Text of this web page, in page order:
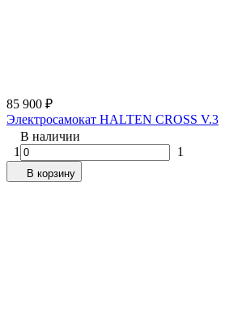
85 900 ₽
Электросамокат HALTEN CROSS V.3
В наличии
1
1
В корзину